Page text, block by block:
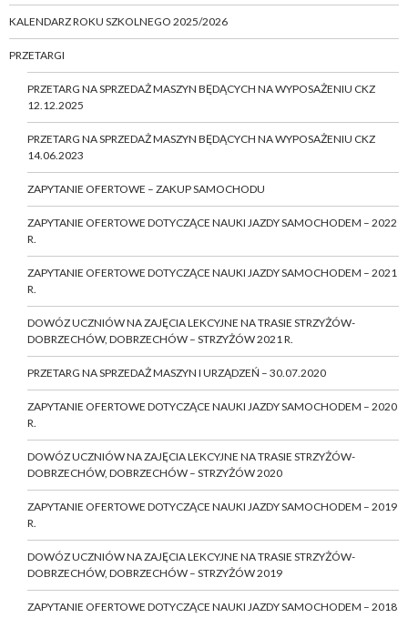
KALENDARZ ROKU SZKOLNEGO 2025/2026
PRZETARGI
PRZETARG NA SPRZEDAŻ MASZYN BĘDĄCYCH NA WYPOSAŻENIU CKZ
12.12.2025
PRZETARG NA SPRZEDAŻ MASZYN BĘDĄCYCH NA WYPOSAŻENIU CKZ
14.06.2023
ZAPYTANIE OFERTOWE – ZAKUP SAMOCHODU
ZAPYTANIE OFERTOWE DOTYCZĄCE NAUKI JAZDY SAMOCHODEM – 2022
R.
ZAPYTANIE OFERTOWE DOTYCZĄCE NAUKI JAZDY SAMOCHODEM – 2021
R.
DOWÓZ UCZNIÓW NA ZAJĘCIA LEKCYJNE NA TRASIE STRZYŻÓW-
DOBRZECHÓW, DOBRZECHÓW – STRZYŻÓW 2021 R.
PRZETARG NA SPRZEDAŻ MASZYN I URZĄDZEŃ – 30.07.2020
ZAPYTANIE OFERTOWE DOTYCZĄCE NAUKI JAZDY SAMOCHODEM – 2020
R.
DOWÓZ UCZNIÓW NA ZAJĘCIA LEKCYJNE NA TRASIE STRZYŻÓW-
DOBRZECHÓW, DOBRZECHÓW – STRZYŻÓW 2020
ZAPYTANIE OFERTOWE DOTYCZĄCE NAUKI JAZDY SAMOCHODEM – 2019
R.
DOWÓZ UCZNIÓW NA ZAJĘCIA LEKCYJNE NA TRASIE STRZYŻÓW-
DOBRZECHÓW, DOBRZECHÓW – STRZYŻÓW 2019
ZAPYTANIE OFERTOWE DOTYCZĄCE NAUKI JAZDY SAMOCHODEM – 2018